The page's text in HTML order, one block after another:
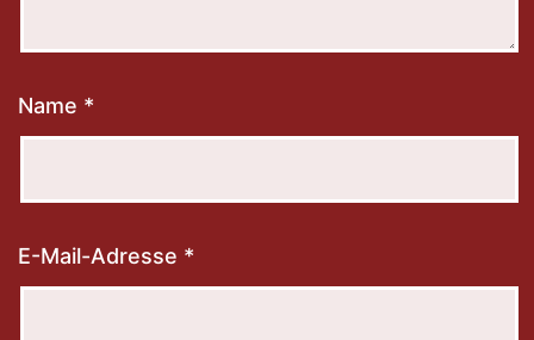
Name *
E-Mail-Adresse *